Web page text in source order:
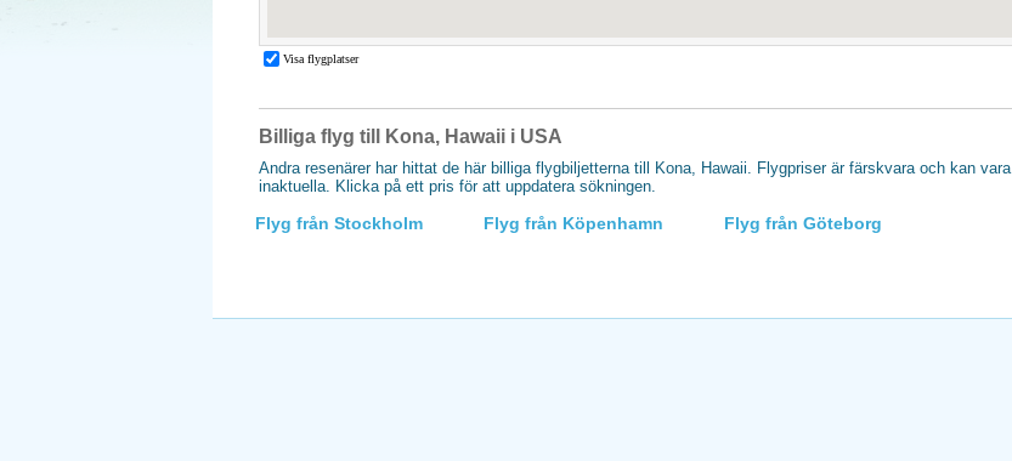
Billiga flyg till Kona, Hawaii i USA
Andra resenärer har hittat de här billiga flygbiljetterna till Kona, Hawaii. Flygpriser är färskvara och kan vara
inaktuella. Klicka på ett pris för att uppdatera sökningen.
Flyg från Stockholm Flyg från Köpenhamn Flyg från Göteborg